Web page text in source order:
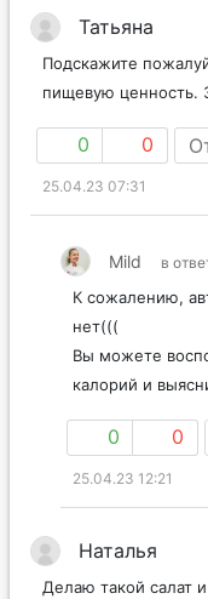
Татьяна
Подскажите
пищевую ценность.
0 0
25.04.23 07:31
Mild в
К сожалению,
нет(((
Вы можете
калорий и
0 0
25.04.23 12:21
Наталья
Делаю такой салат